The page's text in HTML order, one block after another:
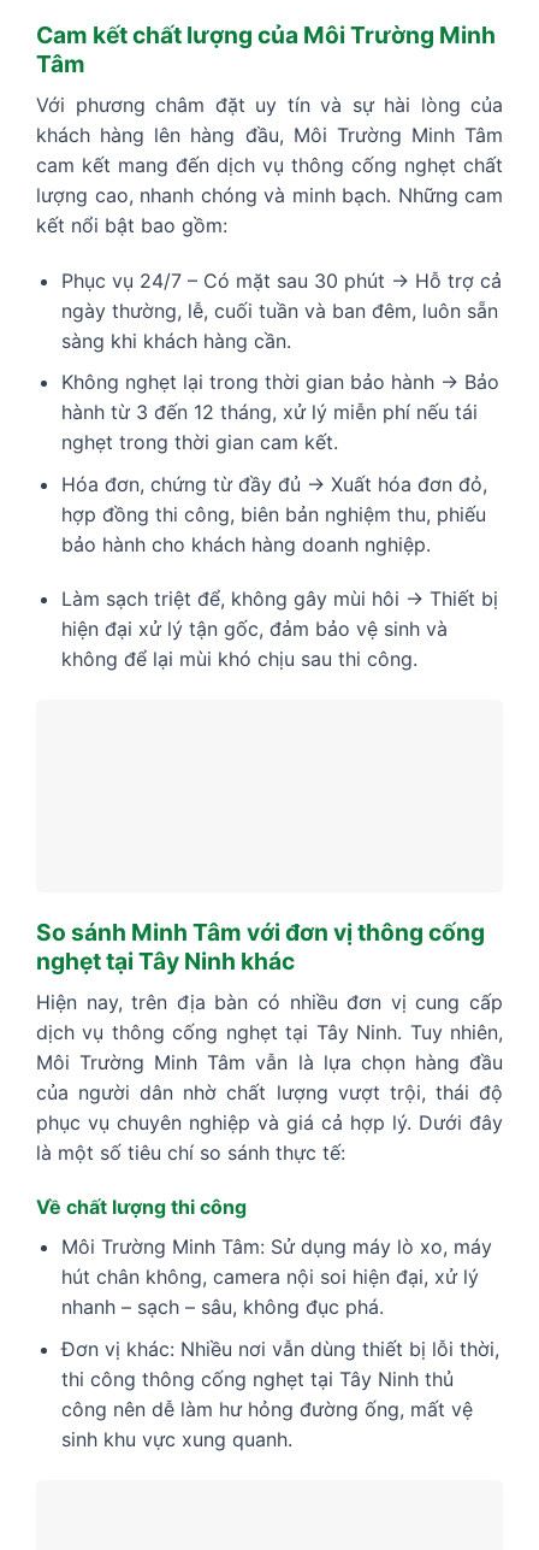
Cam kết chất lượng của Môi Trường Minh
Tâm
Với phương châm đặt uy tín và sự hài lòng của
khách hàng lên hàng đầu, Môi Trường Minh Tâm
cam kết mang đến dịch vụ thông cống nghẹt chất
lượng cao, nhanh chóng và minh bạch. Những cam
kết nổi bật bao gồm:
Phục vụ 24/7 – Có mặt sau 30 phút → Hỗ trợ cả
ngày thường, lễ, cuối tuần và ban đêm, luôn sẵn
sàng khi khách hàng cần.
Không nghẹt lại trong thời gian bảo hành → Bảo
hành từ 3 đến 12 tháng, xử lý miễn phí nếu tái
nghẹt trong thời gian cam kết.
Hóa đơn, chứng từ đầy đủ → Xuất hóa đơn đỏ,
hợp đồng thi công, biên bản nghiệm thu, phiếu
bảo hành cho khách hàng doanh nghiệp.
Làm sạch triệt để, không gây mùi hôi → Thiết bị
hiện đại xử lý tận gốc, đảm bảo vệ sinh và
không để lại mùi khó chịu sau thi công.
So sánh Minh Tâm với đơn vị thông cống
nghẹt tại Tây Ninh khác
Hiện nay, trên địa bàn có nhiều đơn vị cung cấp
dịch vụ thông cống nghẹt tại Tây Ninh. Tuy nhiên,
Môi Trường Minh Tâm vẫn là lựa chọn hàng đầu
của người dân nhờ chất lượng vượt trội, thái độ
phục vụ chuyên nghiệp và giá cả hợp lý. Dưới đây
là một số tiêu chí so sánh thực tế:
Về chất lượng thi công
Môi Trường Minh Tâm: Sử dụng máy lò xo, máy
hút chân không, camera nội soi hiện đại, xử lý
nhanh – sạch – sâu, không đục phá.
Đơn vị khác: Nhiều nơi vẫn dùng thiết bị lỗi thời,
thi công thông cống nghẹt tại Tây Ninh thủ
công nên dễ làm hư hỏng đường ống, mất vệ
sinh khu vực xung quanh.